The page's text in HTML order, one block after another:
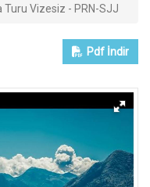
Turu Vizesiz - PRN-SJJ
Pdf İndir